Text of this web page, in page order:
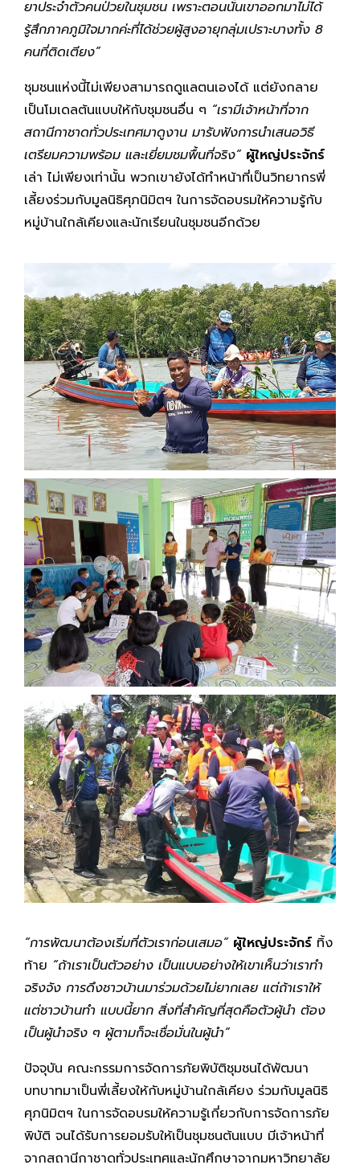
ยาประจำตัวคนป่วยในชุมชน เพราะตอนนั้นเขาออกมาไม่ได้
รู้สึกภาคภูมิใจมากค่ะที่ได้ช่วยผู้สูงอายุกลุ่มเปราะบางทั้ง 8
คนที่ติดเตียง”
ชุมชนแห่งนี้ไม่เพียงสามารถดูแลตนเองได้ แต่ยังกลาย
เป็นโมเดลต้นแบบให้กับชุมชนอื่น ๆ “เรามีเจ้าหน้าที่จาก
สถานีกาชาดทั่วประเทศมาดูงาน มารับฟังการนำเสนอวิธี
เตรียมความพร้อม และเยี่ยมชมพื้นที่จริง” ผู้ใหญ่ประจักร์
เล่า ไม่เพียงเท่านั้น พวกเขายังได้ทำหน้าที่เป็นวิทยากรพี่
เลี้ยงร่วมกับมูลนิธิศุภนิมิตฯ ในการจัดอบรมให้ความรู้กับ
หมู่บ้านใกล้เคียงและนักเรียนในชุมชนอีกด้วย
“การพัฒนาต้องเริ่มที่ตัวเราก่อนเสมอ” ผู้ใหญ่ประจักร์ ทิ้ง
ท้าย “ถ้าเราเป็นตัวอย่าง เป็นแบบอย่างให้เขาเห็นว่าเราทำ
จริงจัง การดึงชาวบ้านมาร่วมด้วยไม่ยากเลย แต่ถ้าเราให้
แต่ชาวบ้านทำ แบบนี้ยาก สิ่งที่สำคัญที่สุดคือตัวผู้นำ ต้อง
เป็นผู้นำจริง ๆ ผู้ตามก็จะเชื่อมั่นในผู้นำ”
ปัจจุบัน คณะกรรมการจัดการภัยพิบัติชุมชนได้พัฒนา
บทบาทมาเป็นพี่เลี้ยงให้กับหมู่บ้านใกล้เคียง ร่วมกับมูลนิธิ
ศุภนิมิตฯ ในการจัดอบรมให้ความรู้เกี่ยวกับการจัดการภัย
พิบัติ จนได้รับการยอมรับให้เป็นชุมชนต้นแบบ มีเจ้าหน้าที่
จากสถานีกาชาดทั่วประเทศและนักศึกษาจากมหาวิทยาลัย